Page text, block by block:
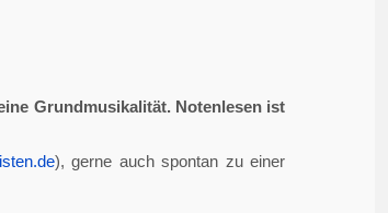
Grundmusikalität. Notenlesen ist
), gerne auch spontan zu einer